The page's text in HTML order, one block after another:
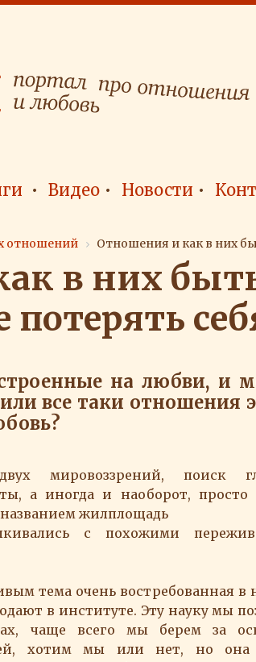
Видео Новости
отношений Отношения и как в них
в них
потерять
на любви, и
все таки отношения
мировоззрений, поиск
а иногда и наоборот, просто
названием жилплощадь
с похожими
тема очень востребованная в
в институте. Эту науку мы
чаще всего мы берем за
хотим мы или нет, но она